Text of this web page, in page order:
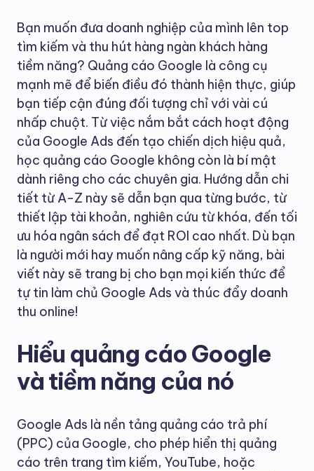
Bạn muốn đưa doanh nghiệp của mình lên top
tìm kiếm và thu hút hàng ngàn khách hàng
tiềm năng? Quảng cáo Google là công cụ
mạnh mẽ để biến điều đó thành hiện thực, giúp
bạn tiếp cận đúng đối tượng chỉ với vài cú
nhấp chuột. Từ việc nắm bắt cách hoạt động
của Google Ads đến tạo chiến dịch hiệu quả,
học quảng cáo Google không còn là bí mật
dành riêng cho các chuyên gia. Hướng dẫn chi
tiết từ A-Z này sẽ dẫn bạn qua từng bước, từ
thiết lập tài khoản, nghiên cứu từ khóa, đến tối
ưu hóa ngân sách để đạt ROI cao nhất. Dù bạn
là người mới hay muốn nâng cấp kỹ năng, bài
viết này sẽ trang bị cho bạn mọi kiến thức để
tự tin làm chủ Google Ads và thúc đẩy doanh
thu online!
Hiểu quảng cáo Google
và tiềm năng của nó
Google Ads là nền tảng quảng cáo trả phí
(PPC) của Google, cho phép hiển thị quảng
cáo trên trang tìm kiếm, YouTube, hoặc